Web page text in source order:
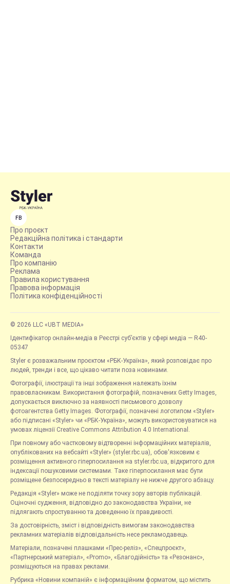
FB
Про проєкт
Редакційна політика і стандарти
Контакти
Команда
Про компанію
Реклама
Правила користування
Правова інформація
Політика конфіденційності
© 2026 LLC «UBT MEDIA»
Ідентифікатор онлайн-медіа в Реєстрі суб’єктів у сфері медіа — R40-
05347
Styler є розважальним проєктом «РБК-Україна», який розповідає про
людей, тренди і все, що цікаво читати поза новинами.
Фотографії, ілюстрації та інші зображення належать їхнім
правовласникам. Використання фотографій, позначених Getty Images,
допускається виключно за наявності письмового дозволу
фотоагентства Getty Images. Фотографії, позначені логотипом «Styler»
або підписані «Styler» чи «РБК-Україна», можуть використовуватися на
умовах ліцензії Creative Commons Attribution 4.0 International.
При повному або частковому відтворенні інформаційних матеріалів,
опублікованих на вебсайті «Styler» (styler.rbc.ua), обов'язковим є
розміщення активного гіперпосилання на styler.rbc.ua, відкритого для
індексації пошуковими системами. Таке гіперпосилання має бути
розміщене безпосередньо в тексті матеріалу не нижче другого абзацу.
Редакція «Styler» може не поділяти точку зору авторів публікацій.
Оціночні судження, відповідно до законодавства України, не
підлягають спростуванню та доведенню їх правдивості.
За достовірність, зміст і відповідність вимогам законодавства
рекламних матеріалів відповідальність несе рекламодавець.
Матеріали, позначені плашками «Прес-реліз», «Спецпроєкт»,
«Партнерський матеріал», «Promo», «Благодійність» та «Резонанс»,
розміщуються на правах реклами.
Рубрика «Новини компаній» є інформаційним форматом, що містить